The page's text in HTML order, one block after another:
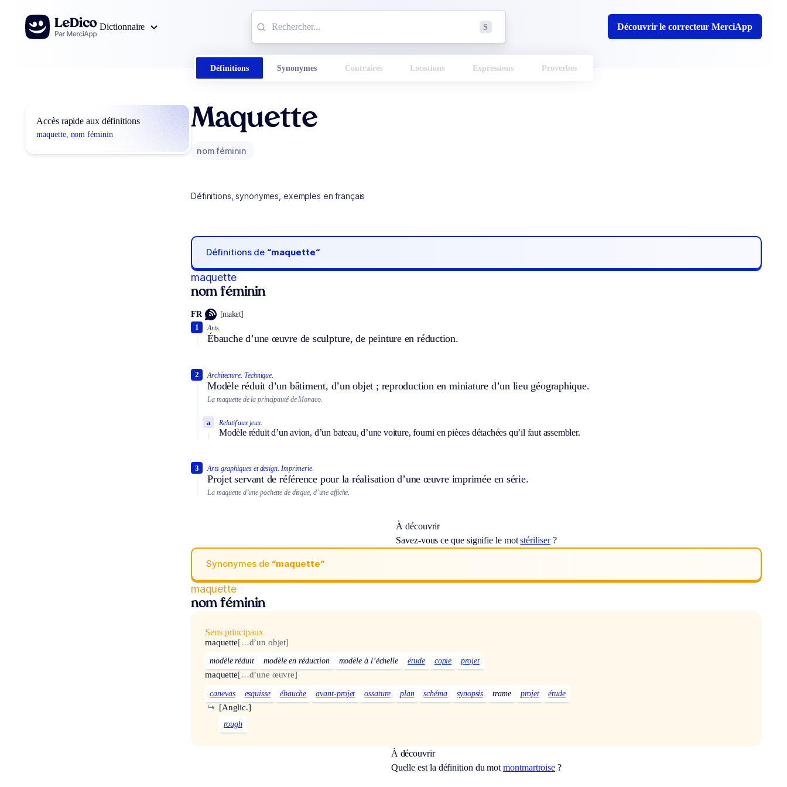
Aller au contenu
Dictionnaire
S Découvrir le correcteur MerciApp
Définitions Synonymes Contraires Locutions Expressions Proverbes
Accès rapide aux définitions
maquette, nom féminin
Maquette
nom féminin
Définitions, synonymes, exemples en français
Définitions de “maquette“
maquette
nom féminin
FR [makɛt]
Arts.
Ébauche d’une œuvre de sculpture, de peinture en réduction.
1
Architecture. Technique.
Modèle réduit d’un bâtiment, d’un objet ; reproduction en miniature d’un lieu géographique.
2
La maquette de la principauté de Monaco.
Relatif aux jeux.
Modèle réduit d’un avion, d’un bateau, d’une voiture, fourni en pièces détachées qu’il faut assembler.
a
Arts graphiques et design. Imprimerie.
Projet servant de référence pour la réalisation d’une œuvre imprimée en série.
3
La maquette d’une pochette de disque, d’une affiche.
À découvrir
Savez-vous ce que signifie le motstériliser?
Synonymes de “maquette“
maquette
nom féminin
Sens principaux
maquette[…d’un objet]
modèle réduit modèle en réduction modèle à l’échelle étude copie projet
maquette[…d’une œuvre]
canevas esquisse ébauche avant-projet ossature plan schéma synopsis trame projet étude
[Anglic.]
↪
rough
À découvrir
Quelle est la définition du motmontmartroise ?